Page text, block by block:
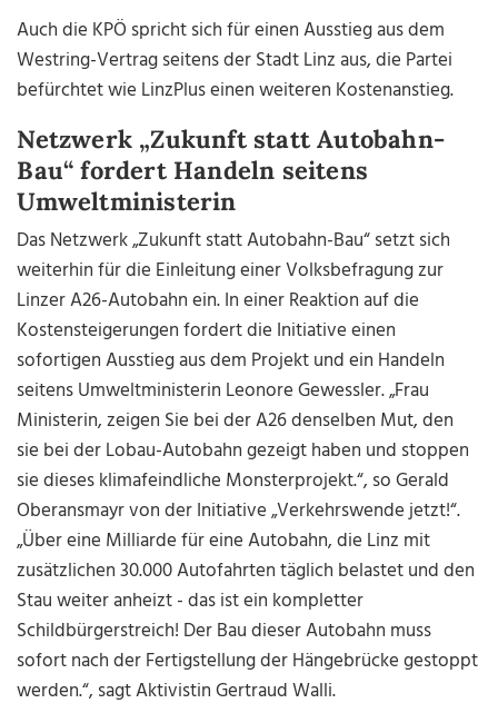
Auch die KPÖ spricht sich für einen Ausstieg aus dem
Westring-Vertrag seitens der Stadt Linz aus, die Partei
befürchtet wie LinzPlus einen weiteren Kostenanstieg.
Netzwerk „Zukunft statt Autobahn-
Bau“ fordert Handeln seitens
Umweltministerin
Das Netzwerk „Zukunft statt Autobahn-Bau“ setzt sich
weiterhin für die Einleitung einer Volksbefragung zur
Linzer A26-Autobahn ein. In einer Reaktion auf die
Kostensteigerungen fordert die Initiative einen
sofortigen Ausstieg aus dem Projekt und ein Handeln
seitens Umweltministerin Leonore Gewessler. „Frau
Ministerin, zeigen Sie bei der A26 denselben Mut, den
sie bei der Lobau-Autobahn gezeigt haben und stoppen
sie dieses klimafeindliche Monsterprojekt.“, so Gerald
Oberansmayr von der Initiative „Verkehrswende jetzt!“.
„Über eine Milliarde für eine Autobahn, die Linz mit
zusätzlichen 30.000 Autofahrten täglich belastet und den
Stau weiter anheizt - das ist ein kompletter
Schildbürgerstreich! Der Bau dieser Autobahn muss
sofort nach der Fertigstellung der Hängebrücke gestoppt
werden.“, sagt Aktivistin Gertraud Walli.